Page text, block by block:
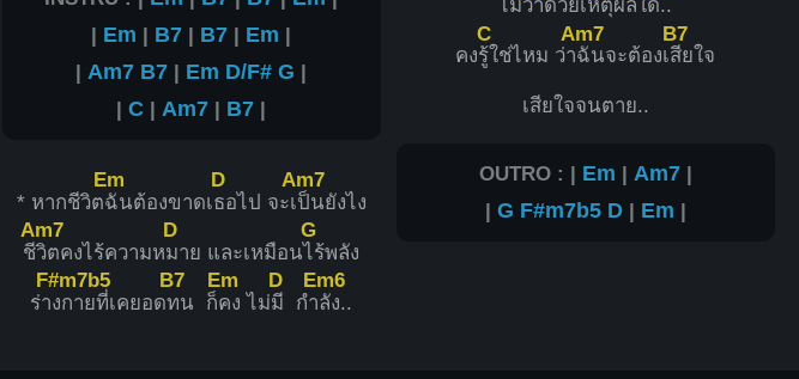
| Em | B7 | B7 | Em |
| Am7 B7 | Em D/F# G |
|C | Am7 | B7 |
* หากชีวิต
Em
ฉันต้องขาดเ
D
ธอไป จะเ
Am7
ป็นยังไง
ชี
Am7
วิตคงไร้ความห
D
มาย และเหมือน
G
ไร้พลัง
ร่า
F#m7b5
งกายที่เคยอด
B7
ทน ก็
Em
คง ไม่
D
มี กำ
Em6
ลัง..
ไม่ว่าด้วยเหตุผลใด..
คง
C
รู้ใช่ไหม ว่า
Am7
ฉันจะต้องเ
B7
สียใจ
เสียใจจนตาย..
OUTRO : | Em | Am7|
| G F#m7b5 D| Em |